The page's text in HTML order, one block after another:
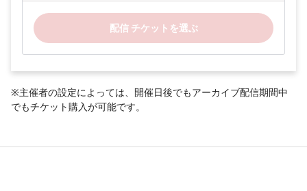
配信 チケットを選ぶ
※主催者の設定によっては、開催日後でもアーカイブ配信期間中
でもチケット購入が可能です。